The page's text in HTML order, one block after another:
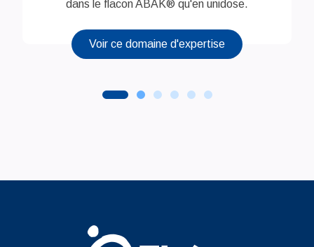
dans le flacon ABAK® qu'en unidose.
Voir ce domaine d'expertise